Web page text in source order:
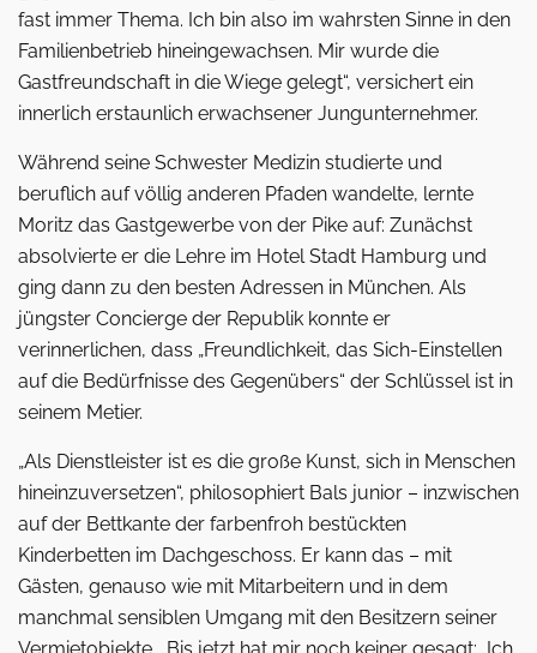
fast immer Thema. Ich bin also im wahrsten Sinne in den
Familienbetrieb hineingewachsen. Mir wurde die
Gastfreundschaft in die Wiege gelegt“, versichert ein
innerlich erstaunlich erwachsener Jungunternehmer.
Während seine Schwester Medizin studierte und
beruflich auf völlig anderen Pfaden wandelte, lernte
Moritz das Gastgewerbe von der Pike auf: Zunächst
absolvierte er die Lehre im Hotel Stadt Hamburg und
ging dann zu den besten Adressen in München. Als
jüngster Concierge der Republik konnte er
verinnerlichen, dass „Freundlichkeit, das Sich-Einstellen
auf die Bedürfnisse des Gegenübers“ der Schlüssel ist in
seinem Metier.
„Als Dienstleister ist es die große Kunst, sich in Menschen
hineinzuversetzen“, philosophiert Bals junior – inzwischen
auf der Bettkante der farbenfroh bestückten
Kinderbetten im Dachgeschoss. Er kann das – mit
Gästen, genauso wie mit Mitarbeitern und in dem
manchmal sensiblen Umgang mit den Besitzern seiner